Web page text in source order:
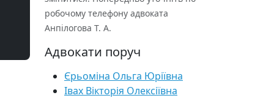
робочому телефону адвоката
Анпілогова Т. А.
Адвокати поруч
Єрьоміна Ольга Юріївна
Івах Вікторія Олексіївна